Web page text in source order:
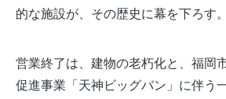
的な施設が、その歴史に幕を下ろす。
営業終了は、建物の老朽化と、福岡
促進事業「天神ビッグバン」に伴う